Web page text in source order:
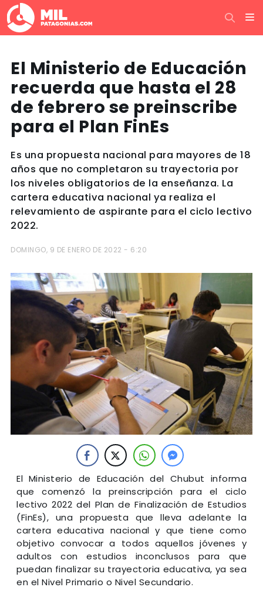
El Ministerio de Educación
recuerda que hasta el 28
de febrero se preinscribe
para el Plan FinEs
Es una propuesta nacional para mayores de 18
años que no completaron su trayectoria por
los niveles obligatorios de la enseñanza. La
cartera educativa nacional ya realiza el
relevamiento de aspirante para el ciclo lectivo
2022.
DOMINGO, 9 DE ENERO DE 2022 - 6:20
El Ministerio de Educación del Chubut informa
que comenzó la preinscripción para el ciclo
lectivo 2022 del Plan de Finalización de Estudios
(FinEs), una propuesta que lleva adelante la
cartera educativa nacional y que tiene como
objetivo convocar a todos aquellos jóvenes y
adultos con estudios inconclusos para que
puedan finalizar su trayectoria educativa, ya sea
en el Nivel Primario o Nivel Secundario.